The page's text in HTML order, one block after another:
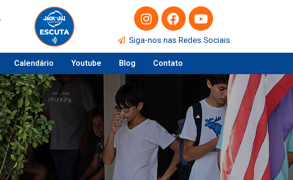
Siga-nos nas Redes Sociais
Calendário Youtube Blog Contato